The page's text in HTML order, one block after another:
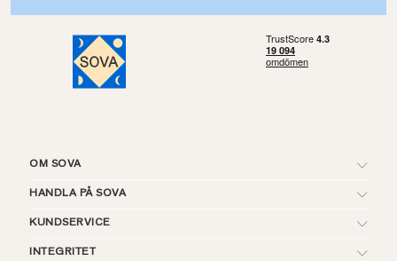
OM SOVA
HANDLA PÅ SOVA
KUNDSERVICE
INTEGRITET